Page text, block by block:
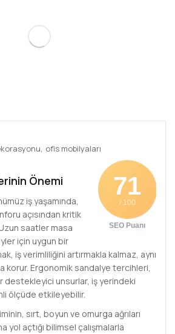
ofis mobilyaları
71
/ 100
SEO Puanı
Önemi
iş yaşamında,
açısından kritik
saatler masa
için uygun bir
iş verimliliğini artırmakla kalmaz, aynı
korur. Ergonomik sandalye tercihleri,
destekleyici unsurlar, iş yerindeki
ölçüde etkileyebilir.
sırt, boyun ve omurga ağrıları
yol açtığı bilimsel çalışmalarla